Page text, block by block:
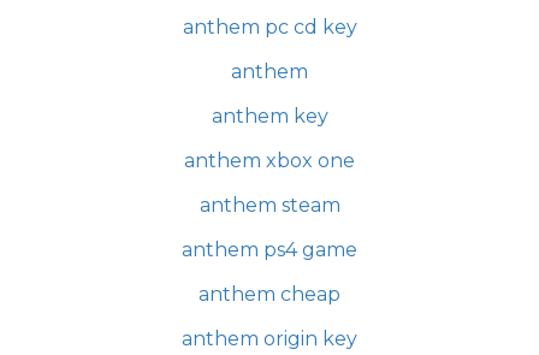
anthem pc cd key
anthem
anthem key
anthem xbox one
anthem steam
anthem ps4 game
anthem cheap
anthem origin key